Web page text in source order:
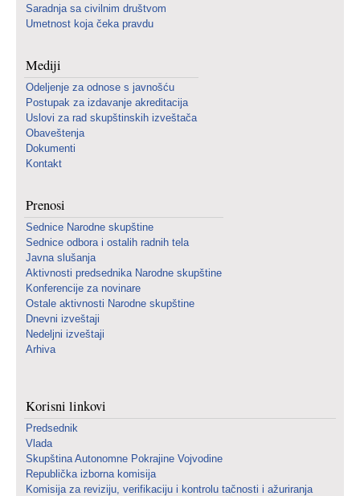
Saradnja sa civilnim društvom
Umetnost koja čeka pravdu
Mediji
Odeljenje za odnose s javnošću
Postupak za izdavanje akreditacija
Uslovi za rad skupštinskih izveštača
Obaveštenja
Dokumenti
Kontakt
Prenosi
Sednice Narodne skupštine
Sednice odbora i ostalih radnih tela
Javna slušanja
Aktivnosti predsednika Narodne skupštine
Konferencije za novinare
Ostale aktivnosti Narodne skupštine
Dnevni izveštaji
Nedeljni izveštaji
Arhiva
Korisni linkovi
Predsednik
Vlada
Skupština Autonomne Pokrajine Vojvodine
Republička izborna komisija
Komisija za reviziju, verifikaciju i kontrolu tačnosti i ažuriranja